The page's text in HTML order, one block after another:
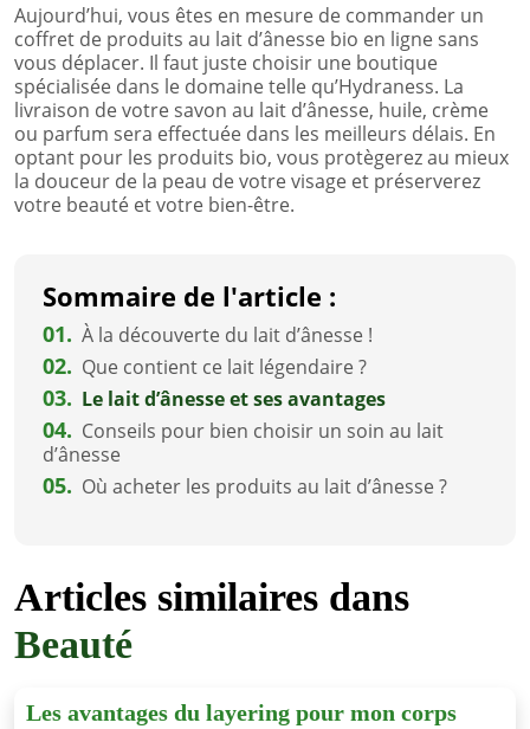
Aujourd’hui, vous êtes en mesure de commander un
coffret de produits au lait d’ânesse bio en ligne sans
vous déplacer. Il faut juste choisir une boutique
spécialisée dans le domaine telle qu’Hydraness. La
livraison de votre savon au lait d’ânesse, huile, crème
ou parfum sera effectuée dans les meilleurs délais. En
optant pour les produits bio, vous protègerez au mieux
la douceur de la peau de votre visage et préserverez
votre beauté et votre bien-être.
Sommaire de l'article :
01. À la découverte du lait d’ânesse !
02. Que contient ce lait légendaire ?
03. Le lait d’ânesse et ses avantages
04. Conseils pour bien choisir un soin au lait
d’ânesse
05. Où acheter les produits au lait d’ânesse ?
Articles similaires dans
Beauté
Les avantages du layering pour mon corps